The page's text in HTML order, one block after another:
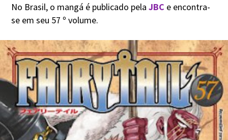
No Brasil, o mangá é publicado pelaJBC e encontra-
se em seu 57 º volume.